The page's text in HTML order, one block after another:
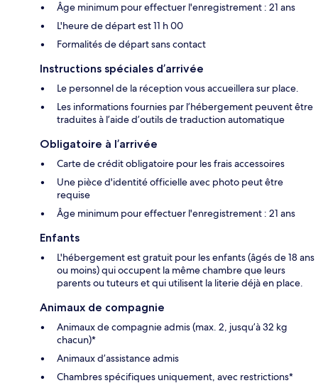
Âge minimum pour effectuer l'enregistrement : 21 ans
L'heure de départ est 11 h 00
Formalités de départ sans contact
Instructions spéciales d’arrivée
Le personnel de la réception vous accueillera sur place.
Les informations fournies par l’hébergement peuvent être
traduites à l’aide d’outils de traduction automatique
Obligatoire à l’arrivée
Carte de crédit obligatoire pour les frais accessoires
Une pièce d'identité officielle avec photo peut être
requise
Âge minimum pour effectuer l'enregistrement : 21 ans
Enfants
L'hébergement est gratuit pour les enfants (âgés de 18 ans
ou moins) qui occupent la même chambre que leurs
parents ou tuteurs et qui utilisent la literie déjà en place.
Animaux de compagnie
Animaux de compagnie admis (max. 2, jusqu’à 32 kg
chacun)*
Animaux d’assistance admis
Chambres spécifiques uniquement, avec restrictions*